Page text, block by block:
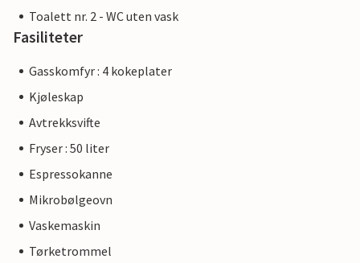
Toalett nr. 2 - WC uten vask
Fasiliteter
Gasskomfyr : 4 kokeplater
Kjøleskap
Avtrekksvifte
Fryser : 50 liter
Espressokanne
Mikrobølgeovn
Vaskemaskin
Tørketrommel